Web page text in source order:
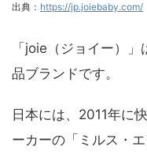
出典： https://jp.joiebaby.com/
「joie（ジョイー）
品ブランドです。
日本には、2011年に
ーカーの「ミルス・